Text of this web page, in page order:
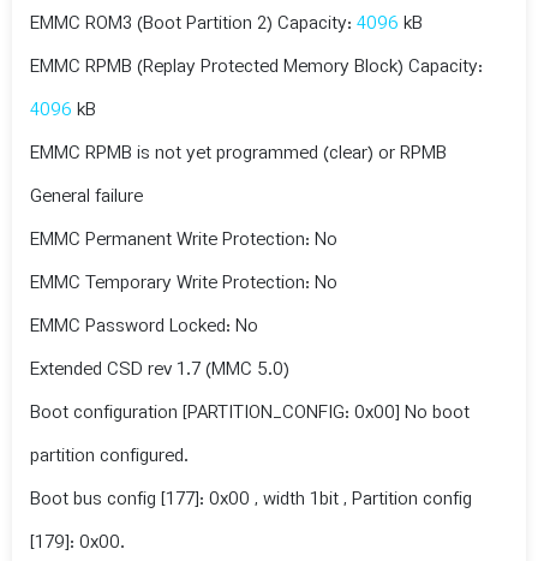
EMMC ROM3 (Boot Partition 2) Capacity: 4096 kB
EMMC RPMB (Replay Protected Memory Block) Capacity:
4096 kB
EMMC RPMB is not yet programmed (clear) or RPMB
General failure
EMMC Permanent Write Protection: No
EMMC Temporary Write Protection: No
EMMC Password Locked: No
Extended CSD rev 1.7 (MMC 5.0)
Boot configuration [PARTITION_CONFIG: 0x00] No boot
partition configured.
Boot bus config [177]: 0x00 , width 1bit , Partition config
[179]: 0x00.